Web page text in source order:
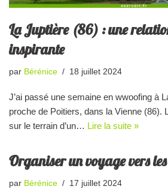
La Juptière (86) : une
inspirante
par Bérénice 18 juillet 2024
J’ai passé une semaine en wwoofing à
proche de Poitiers, dans la Vienne (86).
sur le terrain d’un… Lire la suite »
Organiser un voyage vers
par Bérénice 17 juillet 2024